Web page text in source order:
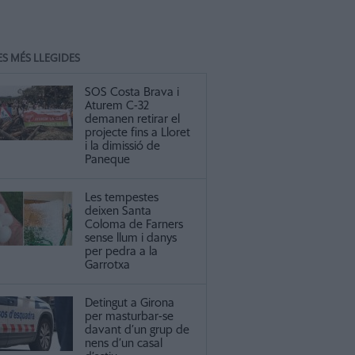
d'AraGirona, Carles Pujol, un dels premiats © Marc Estarriola
MÉS LLEGIDES
SOS Costa Brava i
Aturem C-32
demanen retirar el
projecte fins a Lloret
i la dimissió de
Paneque
Les tempestes
deixen Santa
Coloma de Farners
sense llum i danys
per pedra a la
Garrotxa
Detingut a Girona
per masturbar-se
davant d’un grup de
nens d’un casal